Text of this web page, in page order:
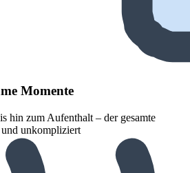
Momente
hin zum Aufenthalt – der gesamte
unkompliziert